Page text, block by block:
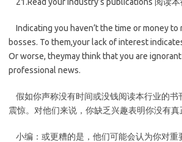
Indicating you haven’t the time or money to
bosses. To them,your lack of interest
Or worse, theymay think that you are
professional news.
假如你声称没有时间或没钱阅读本行业的书
震惊。对他们来说，你缺乏兴趣表明你没有真
小编：或更糟的是，他们可能会认为你对重